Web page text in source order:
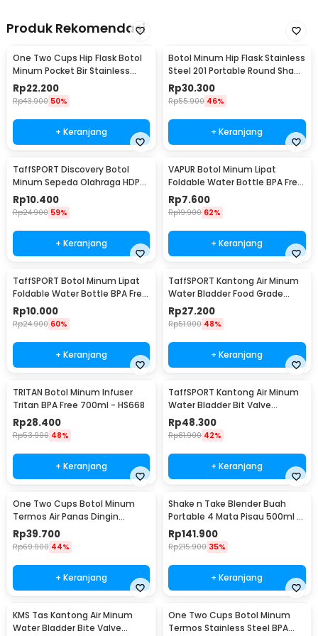
Produk Rekomendasi
One Two Cups Hip Flask Botol
Minum Pocket Bir Stainless
Steel 201 8oz - MS351
Rp22.200
Rp43.900 50%
+ Keranjang
Botol Minum Hip Flask Stainless
Steel 201 Portable Round Shape
150ml - B-5
Rp30.300
Rp55.900 46%
+ Keranjang
TaffSPORT Discovery Botol
Minum Sepeda Olahraga HDPE
Dust Cover 650ml - 3026
Rp10.400
Rp24.900 59%
+ Keranjang
VAPUR Botol Minum Lipat
Foldable Water Bottle BPA Free
Karabiner 500ml - V5
Rp7.600
Rp19.900 62%
+ Keranjang
TaffSPORT Botol Minum Lipat
Foldable Water Bottle BPA Free
700ml - S29
Rp10.000
Rp24.900 60%
+ Keranjang
TaffSPORT Kantong Air Minum
Water Bladder Food Grade
Hydration Bag 2L - SD16
Rp27.200
Rp51.900 48%
+ Keranjang
TRITAN Botol Minum Infuser
Tritan BPA Free 700ml - HS668
Rp28.400
Rp53.900 48%
+ Keranjang
TaffSPORT Kantong Air Minum
Water Bladder Bit Valve
Hydration Bag 2L - SD16
Rp48.300
Rp81.900 42%
+ Keranjang
One Two Cups Botol Minum
Termos Air Panas Dingin
Stainless Steel 260ml -
AQW575
Rp39.700
Rp69.900 44%
+ Keranjang
Shake n Take Blender Buah
Portable 4 Mata Pisau 500ml -
VT-04
Rp141.900
Rp215.900 35%
+ Keranjang
KMS Tas Kantong Air Minum
Water Bladder Bite Valve
One Two Cups Botol Minum
Termos Stainless Steel BPA